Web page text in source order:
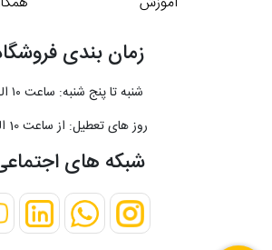
زمان بندی
شنبه تا پنج شنبه: ساعت ۱۰ الی ۲۱
روز های تعطیل: از ساعت 10 الی 18
شبکه های